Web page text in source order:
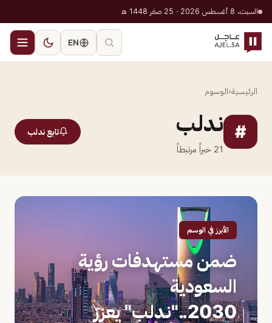
السبت، 8 أغسطس 2026 · 25 صفر 1448 هـ
EN
الرئيسية‹الوسوم
# ندلب
21 خبراً مرتبطاً
تابع ندلب
الأبرز في الوسم
ضمن مستهدفات رؤية
السعودية
2030.."ندلب" يعزز